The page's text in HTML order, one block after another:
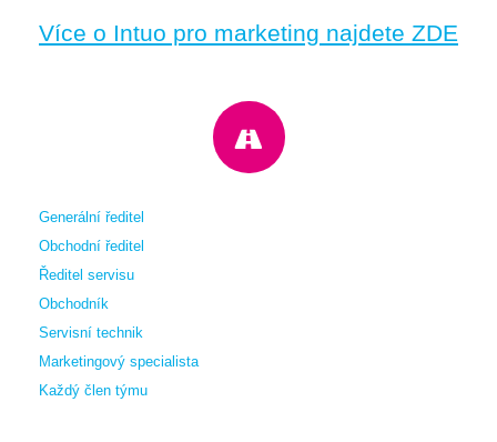
Více o Intuo pro marketing najdete ZDE
Generální ředitel
Obchodní ředitel
Ředitel servisu
Obchodník
Servisní technik
Marketingový specialista
Každý člen týmu